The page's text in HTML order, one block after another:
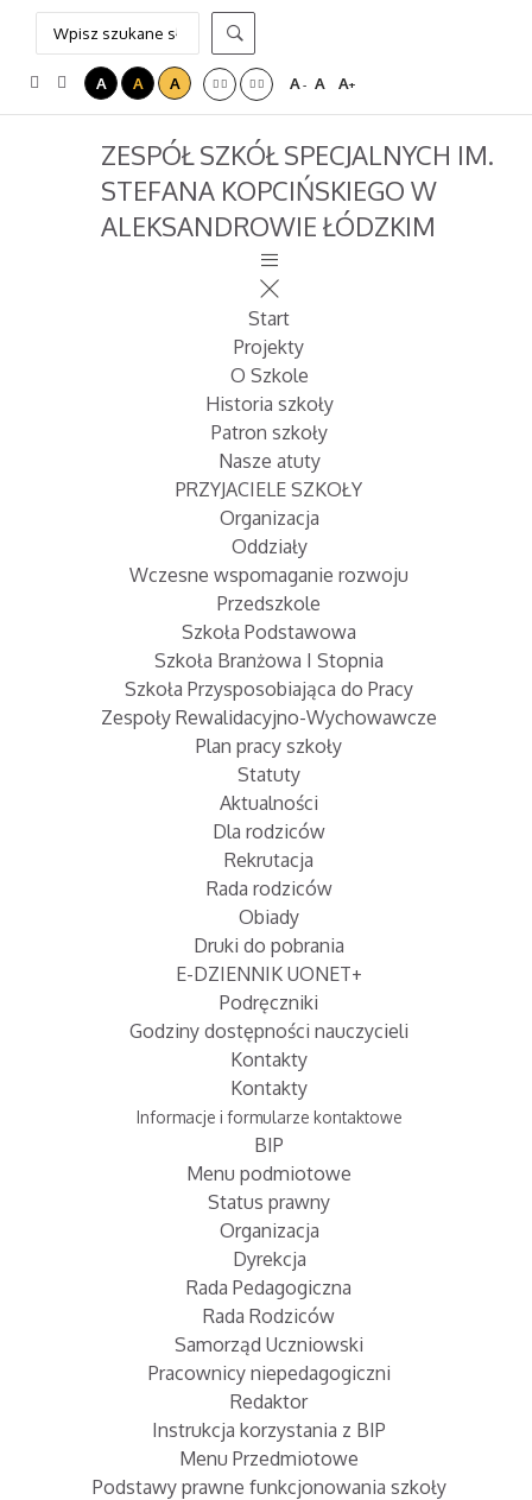
A A A A- A A+
ZESPÓŁ SZKÓŁ SPECJALNYCH IM.
STEFANA KOPCIŃSKIEGO W
ALEKSANDROWIE ŁÓDZKIM
Start
Projekty
O Szkole
Historia szkoły
Patron szkoły
Nasze atuty
PRZYJACIELE SZKOŁY
Organizacja
Oddziały
Wczesne wspomaganie rozwoju
Przedszkole
Szkoła Podstawowa
Szkoła Branżowa I Stopnia
Szkoła Przysposobiająca do Pracy
Zespoły Rewalidacyjno-Wychowawcze
Plan pracy szkoły
Statuty
Aktualności
Dla rodziców
Rekrutacja
Rada rodziców
Obiady
Druki do pobrania
E-DZIENNIK UONET+
Podręczniki
Godziny dostępności nauczycieli
Kontakty
Kontakty
Informacje i formularze kontaktowe
BIP
Menu podmiotowe
Status prawny
Organizacja
Dyrekcja
Rada Pedagogiczna
Rada Rodziców
Samorząd Uczniowski
Pracownicy niepedagogiczni
Redaktor
Instrukcja korzystania z BIP
Menu Przedmiotowe
Podstawy prawne funkcjonowania szkoły